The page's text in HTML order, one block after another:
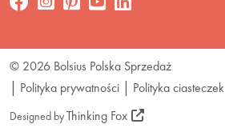
© 2026 Bolsius Polska Sprzedaż
Polityka prywatności
Polityka ciasteczek
Designed byThinking Fox